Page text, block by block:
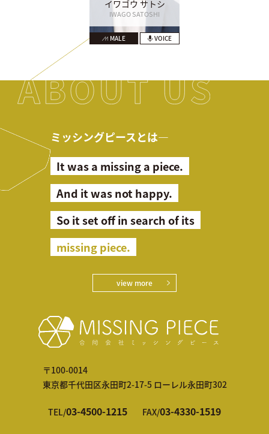
イワゴウ サトシ
IWAGO SATOSHI
MALE VOICE
ミッシングピースとは―
It was a missing a piece.
And it was not happy.
So it set off in search of its
missing piece.
view more
〒100-0014
東京都千代田区永田町2-17-5 ローレル永田町302
TEL/03-4500-1215 FAX/03-4330-1519